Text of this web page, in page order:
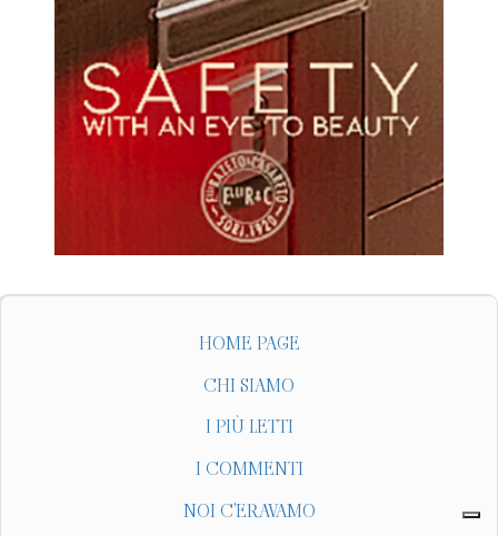
HOME PAGE
CHI SIAMO
I PIÙ LETTI
I COMMENTI
NOI C'ERAVAMO